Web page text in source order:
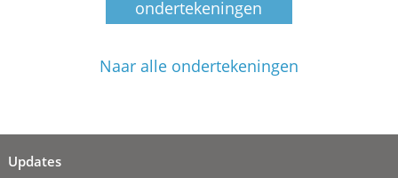
ondertekeningen
Naar alle ondertekeningen
Updates